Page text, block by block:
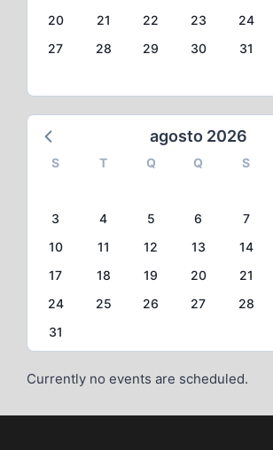
20
21 22 23 24
27
28 29 30 31
agosto 2026
S T Q Q S
3
4 5 6 7
10
11 12 13 14
17
18 19 20 21
24
25 26 27 28
31
Currently no events are scheduled.